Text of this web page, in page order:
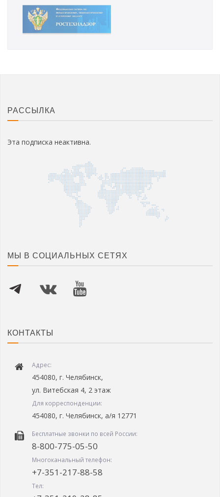
РАССЫЛКА
Эта подписка неактивна.
МЫ В СОЦИАЛЬНЫХ СЕТЯХ
КОНТАКТЫ
Адрес:
454080, г. Челябинск,
ул. Витебская 4, 2 этаж
Для корреспонденции:
454080, г. Челябинск, а/я 12771
Бесплатные звонки по всей России:
8-800-775-05-50
Многоканальный телефон:
+7-351-217-88-58
Тел: